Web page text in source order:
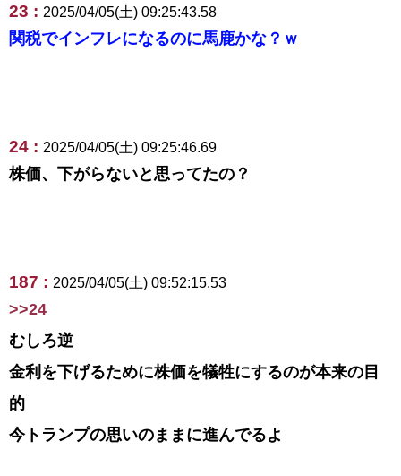
23 : 2025/04/05(土) 09:25:43.58
関税でインフレになるのに馬鹿かな？ｗ
24 : 2025/04/05(土) 09:25:46.69
株価、下がらないと思ってたの？
187 : 2025/04/05(土) 09:52:15.53
>>24
むしろ逆
金利を下げるために株価を犠牲にするのが本来の目
的
今トランプの思いのままに進んでるよ